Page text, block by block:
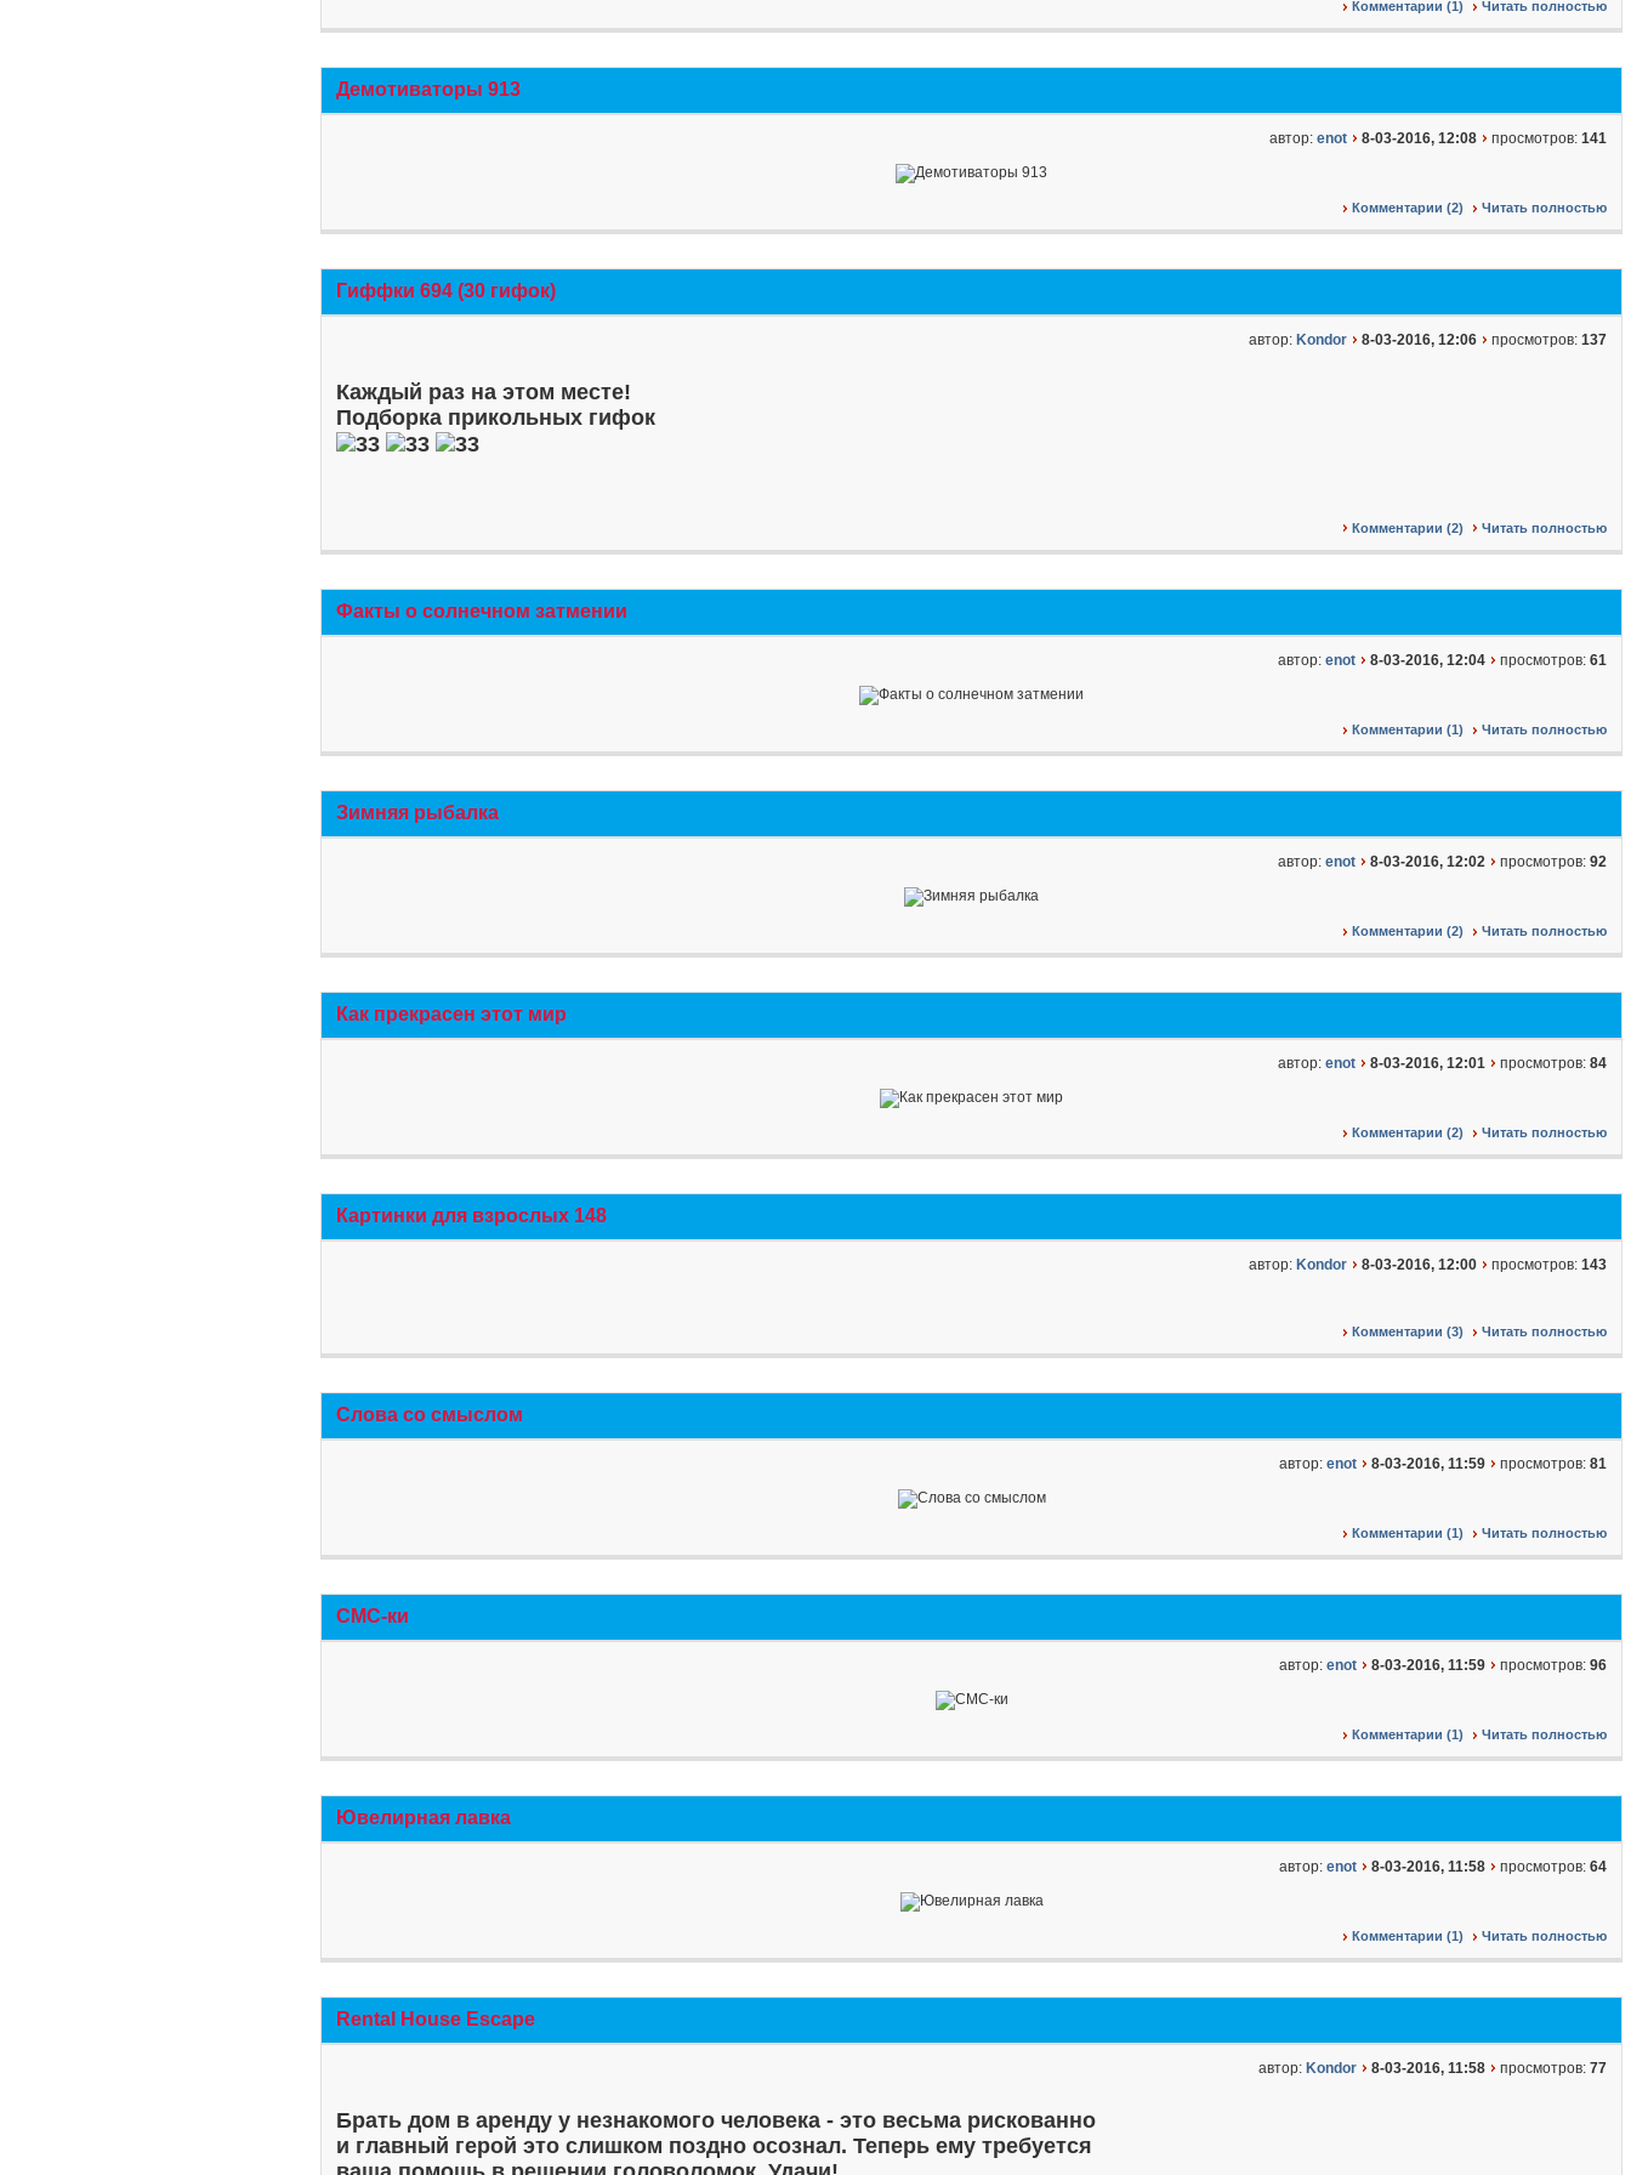
Комментарии (1) Читать полностью
Демотиваторы 913
автор: enot 8-03-2016, 12:08 просмотров: 141
Комментарии (2) Читать полностью
Гиффки 694 (30 гифок)
автор: Kondor 8-03-2016, 12:06 просмотров: 137
Каждый раз на этом месте!
Подборка прикольных гифок
Комментарии (2) Читать полностью
Факты о солнечном затмении
автор: enot 8-03-2016, 12:04 просмотров: 61
Комментарии (1) Читать полностью
Зимняя рыбалка
автор: enot 8-03-2016, 12:02 просмотров: 92
Комментарии (2) Читать полностью
Как прекрасен этот мир
автор: enot 8-03-2016, 12:01 просмотров: 84
Комментарии (2) Читать полностью
Картинки для взрослых 148
автор: Kondor 8-03-2016, 12:00 просмотров: 143
Комментарии (3) Читать полностью
Слова со смыслом
автор: enot 8-03-2016, 11:59 просмотров: 81
Комментарии (1) Читать полностью
СМС-ки
автор: enot 8-03-2016, 11:59 просмотров: 96
Комментарии (1) Читать полностью
Ювелирная лавка
автор: enot 8-03-2016, 11:58 просмотров: 64
Комментарии (1) Читать полностью
Rental House Escape
автор: Kondor 8-03-2016, 11:58 просмотров: 77
Брать дом в аренду у незнакомого человека - это весьма рискованно
и главный герой это слишком поздно осознал. Теперь ему требуется